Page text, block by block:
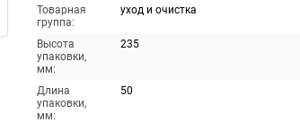
Товарная
группа:
уход и очистка
Высота
упаковки,
мм:
235
Длина
упаковки,
мм:
50